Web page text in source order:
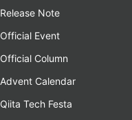
Release Note
Official Event
Official Column
Advent Calendar
Qiita Tech Festa